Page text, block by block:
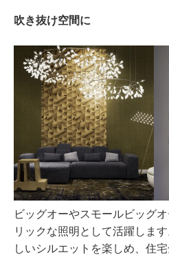
吹き抜け空間に
ビッグオーやスモールビッグ
リックな照明として活躍しま
しいシルエットを楽しめ、住